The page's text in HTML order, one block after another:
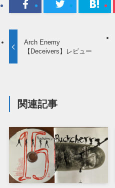
Arch Enemy
【Deceivers】レビュー
関連記事